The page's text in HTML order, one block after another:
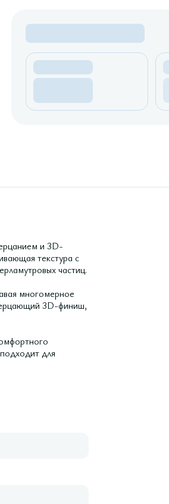
и 3D-
текстура с
частиц.
многомерное
3D-финиш,
для